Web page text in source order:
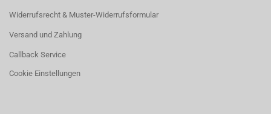
Widerrufsrecht & Muster-Widerrufsformular
Versand und Zahlung
Callback Service
Cookie Einstellungen